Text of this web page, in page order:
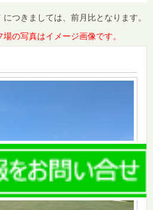
につきましては、前月比となります。
の写真はイメージ画像です。